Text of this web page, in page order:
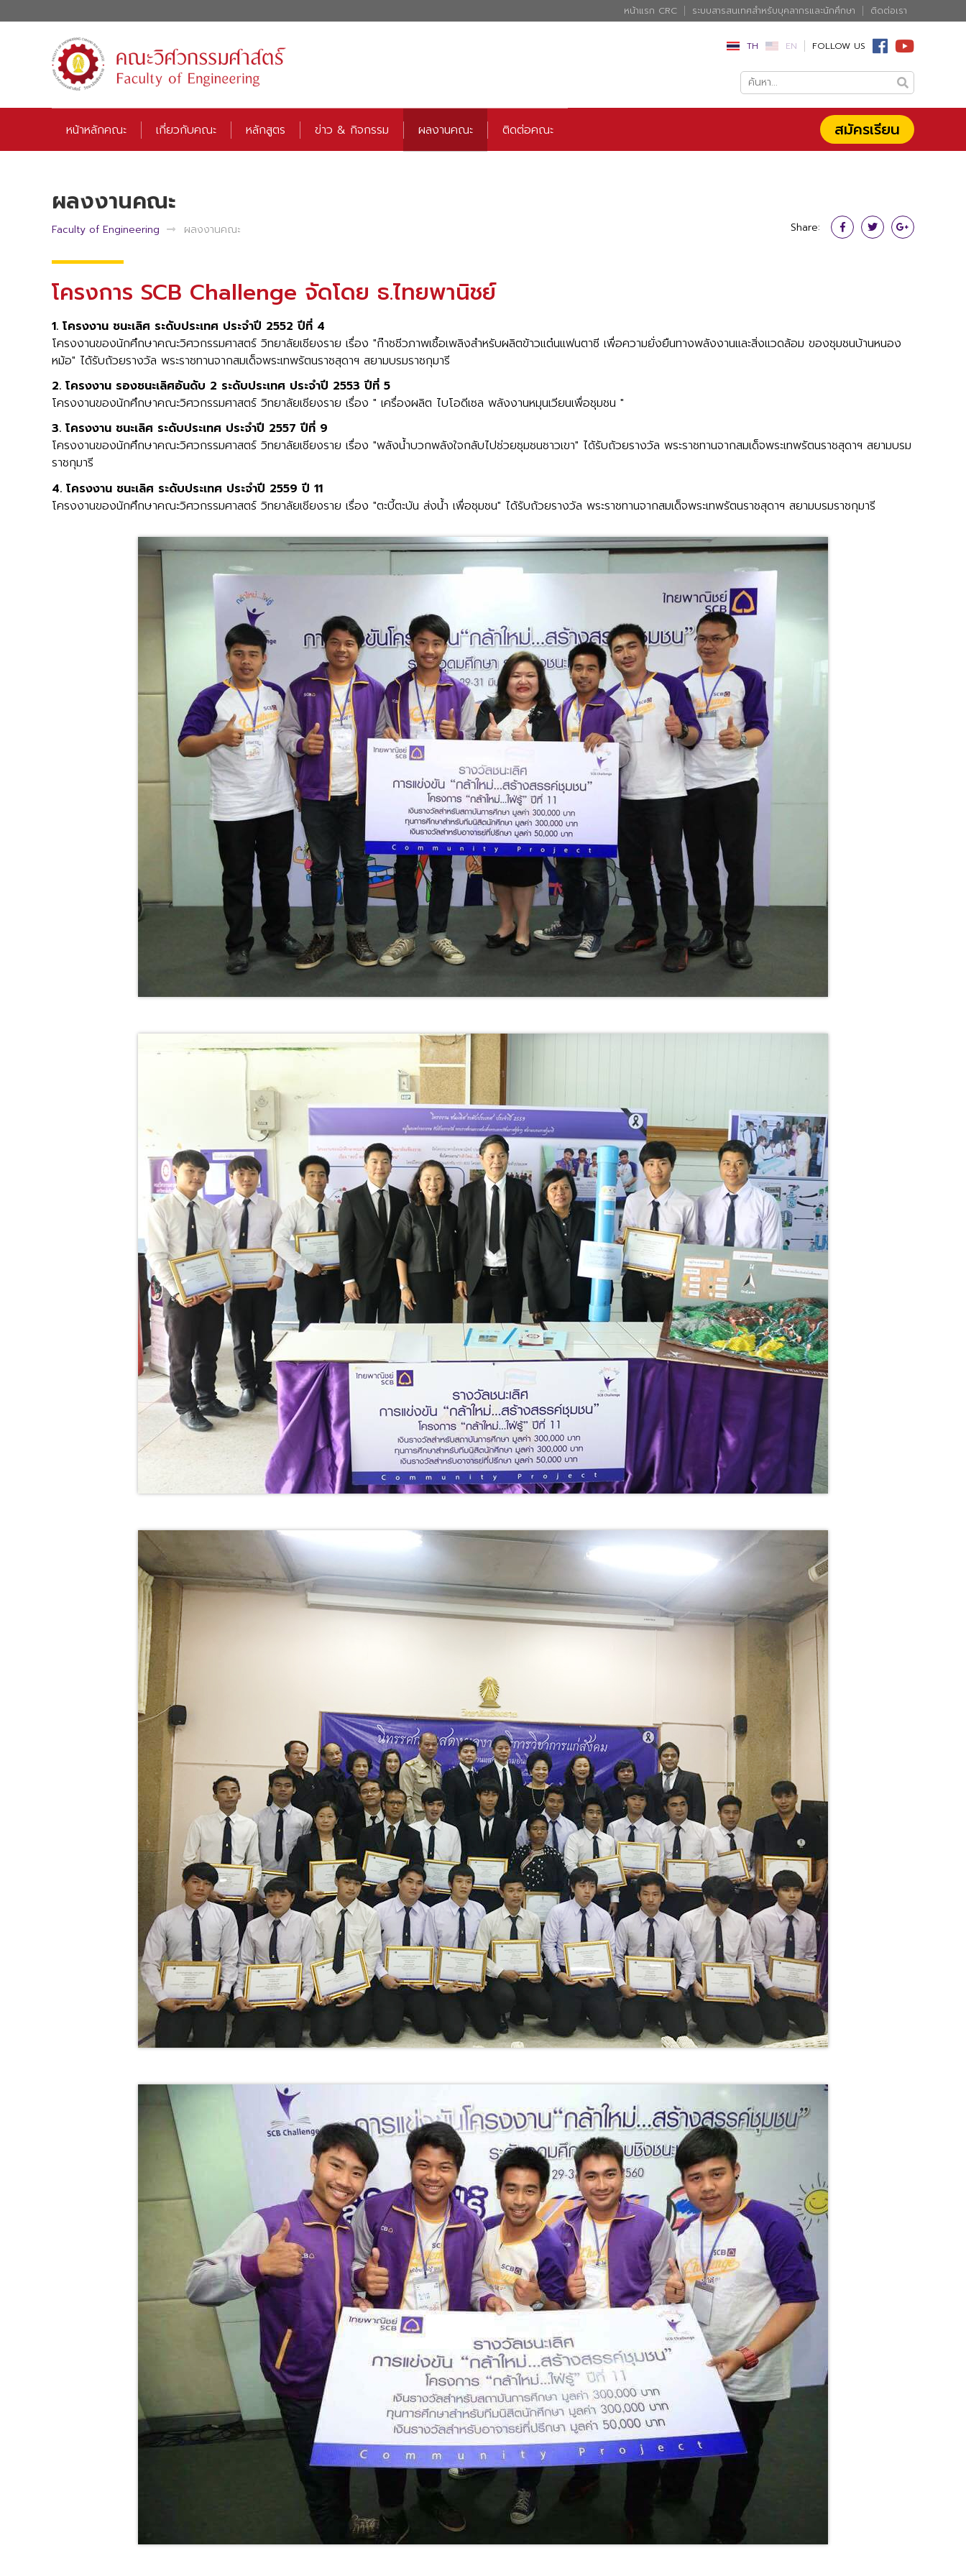
หน้าแรก CRC ระบบสารสนเทศสำหรับบุคลากรและนักศึกษา ติดต่อเรา
FOLLOW US
TH EN
สมัครเรียน
หน้าหลักคณะ เกี่ยวกับคณะ หลักสูตร ข่าว & กิจกรรม ผลงานคณะ ติดต่อคณะ
ผลงงานคณะ
Faculty of Engineering ผลงงานคณะ Share:
โครงการ SCB Challenge จัดโดย ธ.ไทยพานิชย์
1. โครงงาน ชนะเลิศ ระดับประเทศ ประจำปี 2552 ปีที่ 4
โครงงานของนักศึกษาคณะวิศวกรรมศาสตร์ วิทยาลัยเชียงราย เรื่อง "ก๊าชชีวภาพเชื้อเพลิงสำหรับผลิตข้าวแต๋นแฟนตาซี เพื่อความยั่งยืนทางพลังงานและสิ่งแวดล้อม ของชุมชนบ้านหนอง
หม้อ" ได้รับถ้วยรางวัล พระราชทานจากสมเด็จพระเทพรัตนราชสุดาฯ สยามบรมราชกุมารี
2. โครงงาน รองชนะเลิศอันดับ 2 ระดับประเทศ ประจำปี 2553 ปีที่ 5
โครงงานของนักศึกษาคณะวิศวกรรมศาสตร์ วิทยาลัยเชียงราย เรื่อง " เครื่องผลิต ไบโอดีเซล พลังงานหมุนเวียนเพื่อชุมชน "
3. โครงงาน ชนะเลิศ ระดับประเทศ ประจำปี 2557 ปีที่ 9
โครงงานของนักศึกษาคณะวิศวกรรมศาสตร์ วิทยาลัยเชียงราย เรื่อง "พลังน้ำบวกพลังใจกลับไปช่วยชุมชนชาวเขา" ได้รับถ้วยรางวัล พระราชทานจากสมเด็จพระเทพรัตนราชสุดาฯ สยามบรม
ราชกุมารี
4. โครงงาน ชนะเลิศ ระดับประเทศ ประจำปี 2559 ปี 11
โครงงานของนักศึกษาคณะวิศวกรรมศาสตร์ วิทยาลัยเชียงราย เรื่อง "ตะบี้ตะบัน ส่งน้ำ เพื่อชุมชน" ได้รับถ้วยรางวัล พระราชทานจากสมเด็จพระเทพรัตนราชสุดาฯ สยามบรมราชกุมารี